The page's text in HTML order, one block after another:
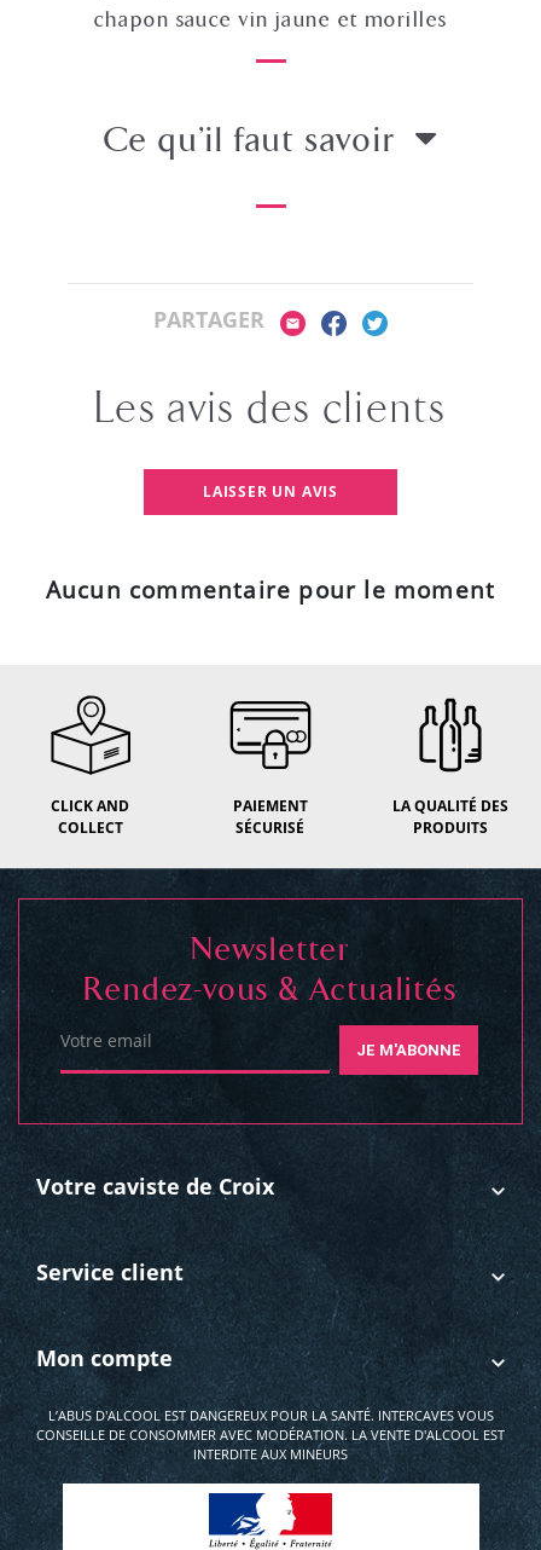
chapon sauce vin jaune et morilles
Ce qu’il faut savoir
PARTAGER
Les avis des clients
LAISSER UN AVIS
Aucun commentaire pour le moment
CLICK AND
COLLECT
PAIEMENT
SÉCURISÉ
LA QUALITÉ DES
PRODUITS
Votre caviste de Croix
Service client
Mon compte
Newsletter
Rendez-vous & Actualités
Votre email JE M'ABONNE
L’ABUS D'ALCOOL EST DANGEREUX POUR LA SANTÉ. INTERCAVES VOUS
CONSEILLE DE CONSOMMER AVEC MODÉRATION. LA VENTE D'ALCOOL EST
INTERDITE AUX MINEURS